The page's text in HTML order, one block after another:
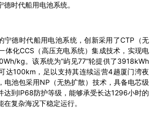
时代船用电池系统。
宁德时代船用电池系统，创新采用了CTP（无
体化CCS（高压充电系统）集成技术，实现电
kg。该系统为“屿见77”轮提供了3918kWh
达100km，足以支持其连续运营4趟厦门湾夜
电池包采用NP（无热扩散）技术，具备电芯级
达到IP68防护等级，能够承受长达1296小时的
复杂海况下稳定运行。